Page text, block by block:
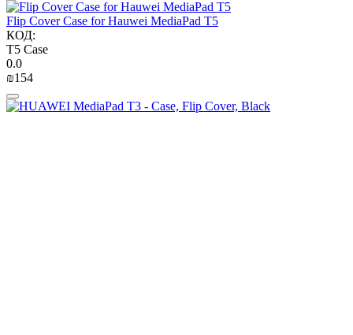
Flip Cover Case for Hauwei MediaPad T5
КОД:
T5 Case
0.0
₪‍154‍